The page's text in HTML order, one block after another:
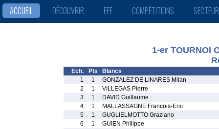
ACCUEIL DÉCOUVRIR FFE COMPÉTITIONS
1-er TOURNOI
Ech. Pts
Blancs
1
1
GONZALEZ DE LINARES Milan
2
1
VILLEGAS Pierre
3
1
DAVID Guillaume
4
1
MALLASSAGNE Francois-Eric
5
1
GUGLIELMOTTO Graziano
6
1
GUIEN Philippe